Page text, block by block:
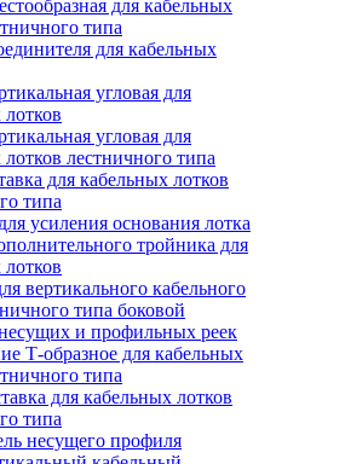
для кабельных
типа
для кабельных
угловая для
угловая для
лестничного типа
для кабельных лотков
типа
усиления основания лотка
тройника для
вертикального кабельного
типа боковой
и профильных реек
Т-образное для кабельных
типа
для кабельных лотков
типа
несущего профиля